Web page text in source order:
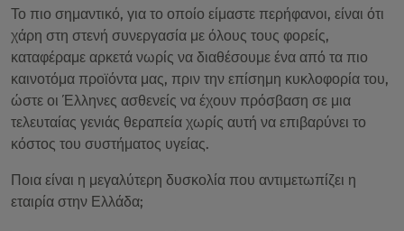
Το πιο σημαντικό, για το οποίο είμαστε περήφανοι, είναι ότι
χάρη στη στενή συνεργασία με όλους τους φορείς,
καταφέραμε αρκετά νωρίς να διαθέσουμε ένα από τα πιο
καινοτόμα προϊόντα μας, πριν την επίσημη κυκλοφορία του,
ώστε οι Έλληνες ασθενείς να έχουν πρόσβαση σε μια
τελευταίας γενιάς θεραπεία χωρίς αυτή να επιβαρύνει το
κόστος του συστήματος υγείας.
Ποια είναι η μεγαλύτερη δυσκολία που αντιμετωπίζει η
εταιρία στην Ελλάδα;